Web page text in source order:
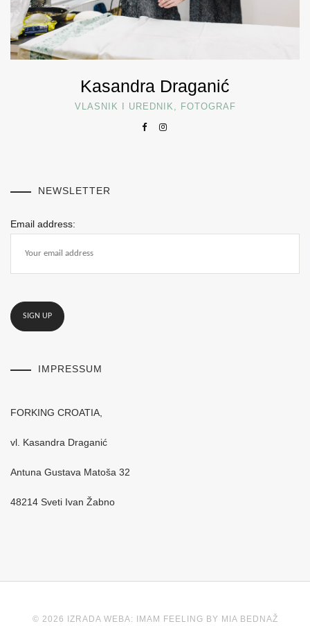
Kasandra Draganić
VLASNIK I UREDNIK, FOTOGRAF
NEWSLETTER
Email address:
IMPRESSUM
FORKING CROATIA,
vl. Kasandra Draganić
Antuna Gustava Matoša 32
48214 Sveti Ivan Žabno
© 2026 IZRADA WEBA: IMAM FEELING BY MIA BEDNAŽ